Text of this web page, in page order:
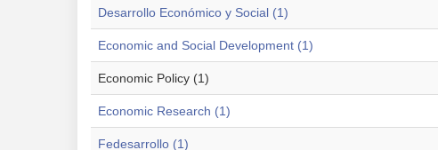
Desarrollo Económico y Social (1)
Economic and Social Development (1)
Economic Policy (1)
Economic Research (1)
Fedesarrollo (1)